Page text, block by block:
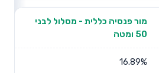
מור פנסיה כללית - מסלול לבני
50 ומטה
16.89%